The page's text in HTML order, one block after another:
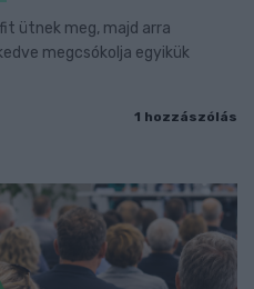
ütnek meg, majd arra
megcsókolja egyikük
1 hozzászólás